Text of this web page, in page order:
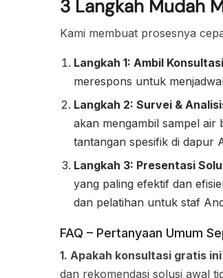
3 Langkah Mudah
Kami membuat prosesnya
Langkah 1: Ambil
merespons untuk
Langkah 2: Survei &
akan mengambil sampel air
tantangan spesifik di dapur
Langkah 3: Presentasi
yang paling efektif dan
dan pelatihan untuk staf
FAQ – Pertanyaan Umum
1. Apakah konsultasi gratis
dan rekomendasi solusi awal